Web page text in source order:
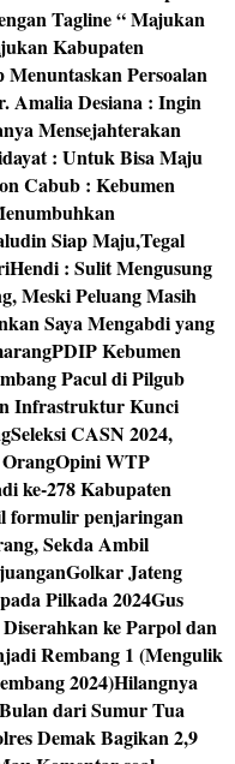
Tagline “ Majukan
Kabupaten
Persoalan
Amalia Desiana : Ingin
Mensejahterakan
: Untuk Bisa Maju
Cabub : Kebumen
Siap Maju,Tegal
Hendi : Sulit Mengusung
Meski Peluang Masih
Saya Mengabdi yang
PDIP Kebumen
Pacul di Pilgub
Infrastruktur Kunci
Seleksi CASN 2024,
Opini WTP
ke-278 Kabupaten
formulir penjaringan
Sekda Ambil
Golkar Jateng
Pilkada 2024Gus
ke Parpol dan
Rembang 1 (Mengulik
2024)Hilangnya
dari Sumur Tua
Demak Bagikan 2,9